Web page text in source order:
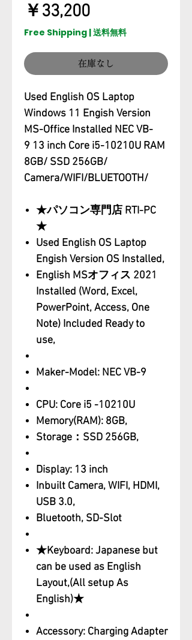
￥33,200価
格
Free Shipping | 送料無料
在庫なし
Used English OS Laptop
Windows 11 Engish Version
MS-Office Installed NEC VB-
9 13 inch Core i5-10210U RAM
8GB/ SSD 256GB/
Camera/WIFI/BLUETOOTH/
★パソコン専門店 RTI-PC
★
Used English OS Laptop
Engish Version OS Installed,
English MSオフィス 2021
Installed (Word, Excel,
PowerPoint, Access, One
Note) Included Ready to
use,
Maker-Model: NEC VB-9
CPU: Core i5 -10210U
Memory(RAM): 8GB,
Storage：SSD 256GB,
Display: 13 inch
Inbuilt Camera, WIFI, HDMI,
USB 3.0,
Bluetooth, SD-Slot
★Keyboard: Japanese but
can be used as English
Layout,(All setup As
English)★
Accessory: Charging Adapter